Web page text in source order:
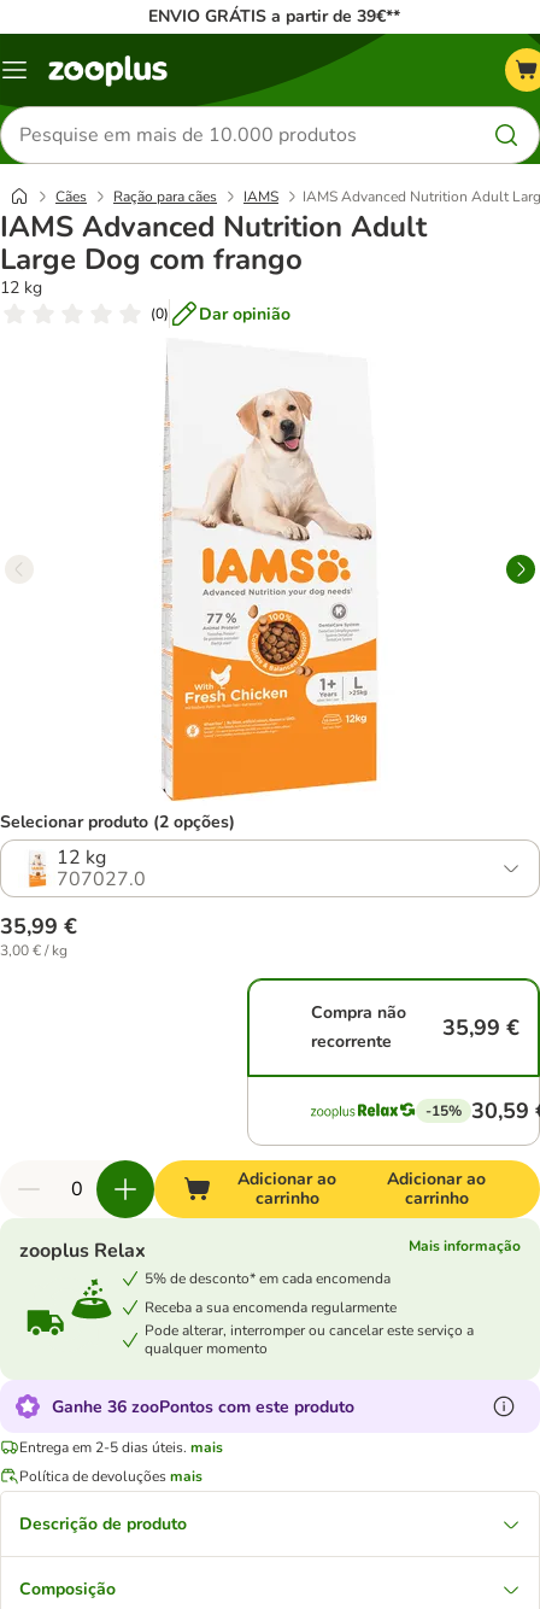
ENVIO GRÁTIS a partir de 39€**
Menu
Pesquisar
produtos
Cães Ração para cães IAMS IAMS Advanced Nutrition Adult
IAMS Advanced Nutrition Adult
Large Dog com frango
12 kg
(0) Dar opinião
Selecionar produto (2 opções)
12 kg
707027.0
35,99 €
3,00 € / kg
Compra não
recorrente
35,99 €
-15% 30,59
Adicionar ao
carrinho
Adicionar ao
carrinho
zooplus Relax
Mais informação
5% de desconto* em cada encomenda
Receba a sua encomenda regularmente
Pode alterar, interromper ou cancelar este serviço a
qualquer momento
Ganhe 36 zooPontos com este produto
Entrega em 2-5 dias úteis. mais
Política de devoluçõesmais
Descrição de produto
Composição